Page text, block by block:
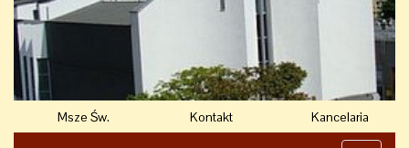
Msze Św. Kontakt Kancelaria